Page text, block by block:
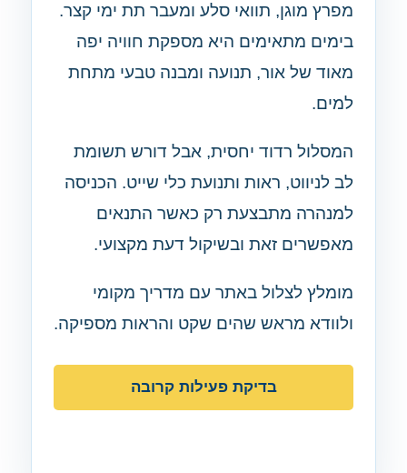
מפרץ מוגן, תוואי סלע ומעבר תת ימי קצר.
בימים מתאימים היא מספקת חוויה יפה
מאוד של אור, תנועה ומבנה טבעי מתחת
למים.
המסלול רדוד יחסית, אבל דורש תשומת
לב לניווט, ראות ותנועת כלי שייט. הכניסה
למנהרה מתבצעת רק כאשר התנאים
מאפשרים זאת ובשיקול דעת מקצועי.
מומלץ לצלול באתר עם מדריך מקומי
ולוודא מראש שהים שקט והראות מספיקה.
בדיקת פעילות קרובה